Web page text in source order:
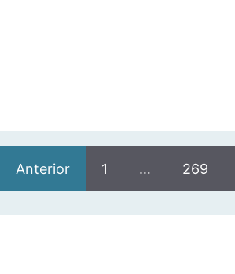
Anterior 1 … 269